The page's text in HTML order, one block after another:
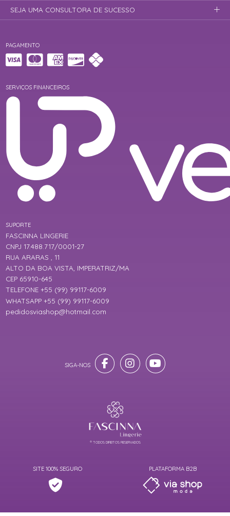
PAGAMENTO
SERVIÇOS FINANCEIROS
SITE 100% SEGURO PLATAFORMA B2B
SUPORTE
FASCINNA LINGERIE
CNPJ 17.488.717/0001-27
RUA ARARAS , 11
ALTO DA BOA VISTA, IMPERATRIZ/MA
CEP 65910-645
TELEFONE +55 (99) 99117-6009
WHATSAPP +55 (99) 99117-6009
pedidosviashop@hotmail.com
SEJA UMA CONSULTORA DE SUCESSO
® TODOS DIREITOS RESERVADOS